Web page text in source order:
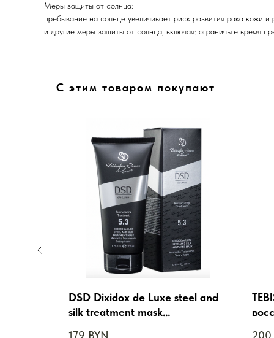
Меры защиты от солнца:
пребывание на солнце увеличивает риск развития рака кожи
и другие меры защиты от солнца, включая: ограничьте время
С этим товаром покупают
DSD Dixidox de Luxe steel and
silk treatment mask
179 BYN 200